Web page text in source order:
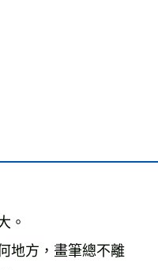
。
地方，畫筆總不離